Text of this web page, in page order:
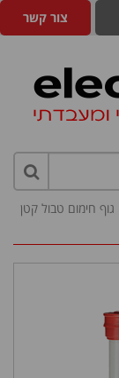
צור קשר
גוף חימום טבול קטן